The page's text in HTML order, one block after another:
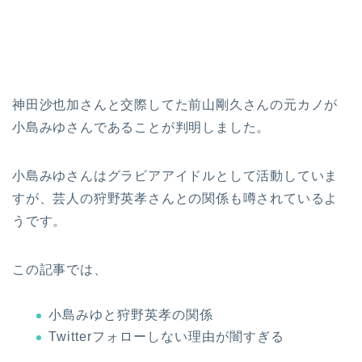
神田沙也加さんと交際してた前山剛久さんの元カノが
小島みゆさんであることが判明しました。
小島みゆさんはグラビアアイドルとして活動していま
すが、芸人の狩野英孝さんとの関係も噂されているよ
うです。
この記事では、
小島みゆと狩野英孝の関係
Twitterフォローしない理由が闇すぎる